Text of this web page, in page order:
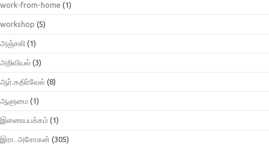
work-from-home (1)
workshop (5)
அஞ்சலி (1)
அறிவியல் (3)
ஆர்.கதிர்வேல் (8)
ஆளுமை (1)
இணையபக்கம் (1)
இரா. அசோகன் (305)